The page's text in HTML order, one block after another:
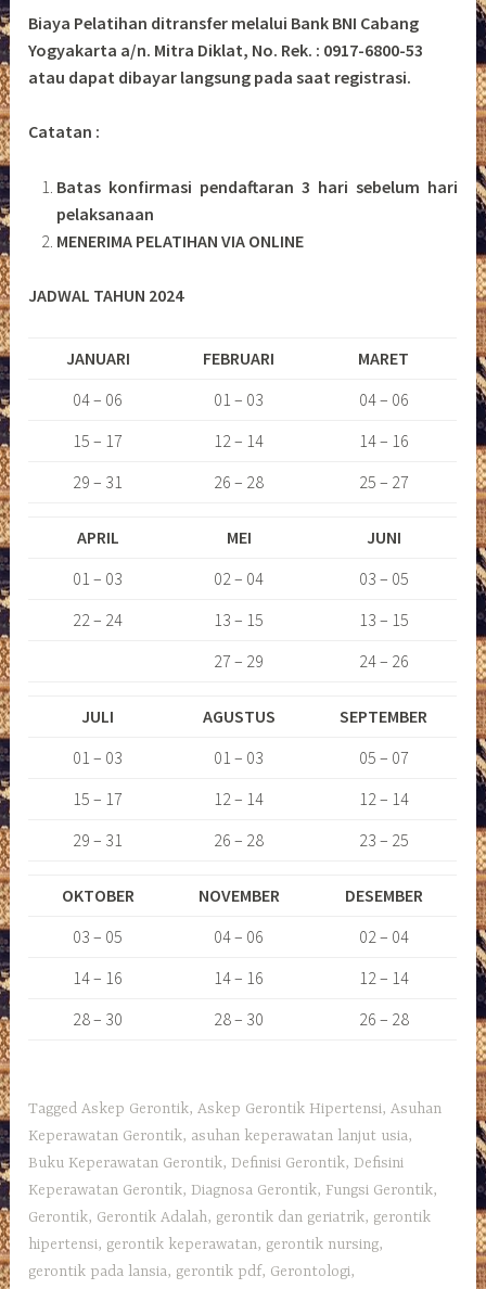
Biaya Pelatihan ditransfer melalui Bank BNI Cabang
Yogyakarta a/n. Mitra Diklat, No. Rek. : 0917-6800-53
atau dapat dibayar langsung pada saat registrasi.
Catatan :
Batas konfirmasi pendaftaran 3 hari sebelum hari
pelaksanaan
MENERIMA PELATIHAN VIA ONLINE
JADWAL TAHUN 2024
JANUARI FEBRUARI
MARET
04 – 06
01 – 03
04 – 06
15 – 17
12 – 14
14 – 16
29 – 31
26 – 28 25 – 27
APRIL MEI
JUNI
01 – 03
02 – 04
03 – 05
22 – 24
13 – 15
13 – 15
27 – 29
24 – 26
JULI AGUSTUS
SEPTEMBER
01 – 03
01 – 03
05 – 07
15 – 17
12 – 14
12 – 14
29 – 31
26 – 28 23 – 25
OKTOBER NOVEMBER
DESEMBER
03 – 05
04 – 06
02 – 04
14 – 16
14 – 16
12 – 14
28 – 30
28 – 30 26 – 28
TaggedAskep Gerontik,Askep Gerontik Hipertensi,Asuhan
Keperawatan Gerontik, asuhan keperawatan lanjut usia,
Buku Keperawatan Gerontik,Definisi Gerontik,Defisini
Keperawatan Gerontik,Diagnosa Gerontik, Fungsi Gerontik,
Gerontik, Gerontik Adalah, gerontik dan geriatrik, gerontik
hipertensi, gerontik keperawatan, gerontik nursing,
gerontik pada lansia, gerontik pdf, Gerontologi,